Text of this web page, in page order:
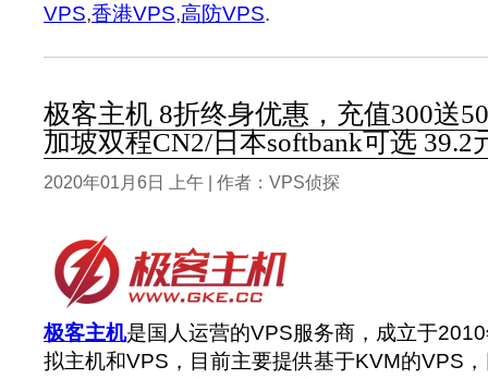
VPS,香港VPS,高防VPS.
极客主机 8折终身优惠，充值300送
加坡双程CN2/日本softbank可选 39.2
2020年01月6日 上午 | 作者：VPS侦探
极客主机是国人运营的VPS服务商，成立于
拟主机和VPS，目前主要提供基于KVM的VPS